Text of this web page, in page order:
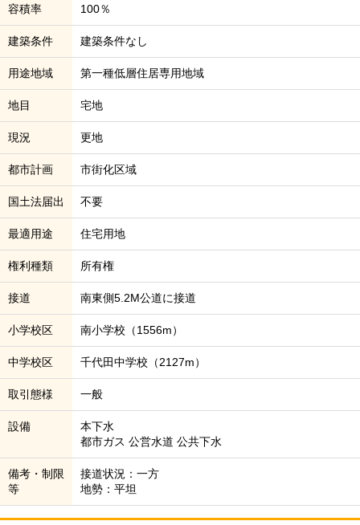
容積率 100％
建築条件 建築条件なし
用途地域 第一種低層住居専用地域
地目 宅地
現況 更地
都市計画 市街化区域
国土法届出 不要
最適用途 住宅用地
権利種類 所有権
接道 南東側5.2M公道に接道
小学校区 南小学校（1556m）
中学校区 千代田中学校（2127m）
取引態様 一般
設備
本下水
都市ガス 公営水道 公共下水
備考・制限
等
接道状況：一方
地勢：平坦